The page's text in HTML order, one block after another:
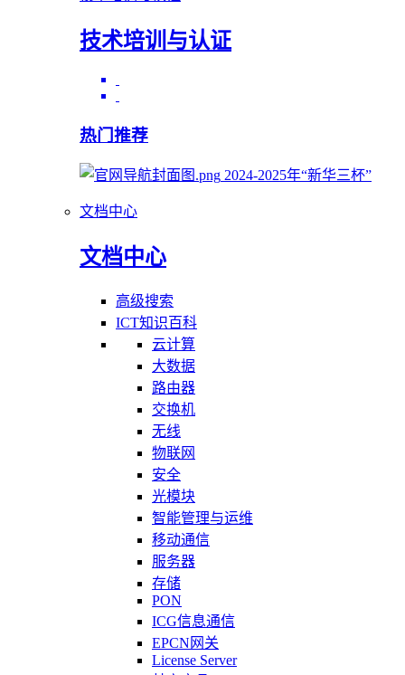
技术培训与认证
热门推荐
2024-2025年“新华三杯”
文档中心
文档中心
高级搜索
ICT知识百科
云计算
大数据
路由器
交换机
无线
物联网
安全
光模块
智能管理与运维
移动通信
服务器
存储
PON
ICG信息通信
EPCN网关
License Server